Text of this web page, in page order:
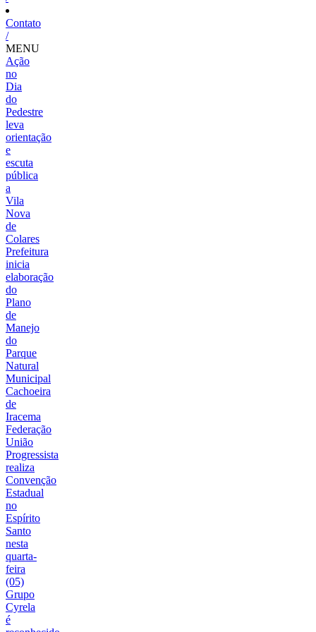
Contato
/
MENU
Ação
no
Dia
do
Pedestre
leva
orientação
e
escuta
pública
a
Vila
Nova
de
Colares
Prefeitura
inicia
elaboração
do
Plano
de
Manejo
do
Parque
Natural
Municipal
Cachoeira
de
Iracema
Federação
União
Progressista
realiza
Convenção
Estadual
no
Espírito
Santo
nesta
quarta-
feira
(05)
Grupo
Cyrela
é